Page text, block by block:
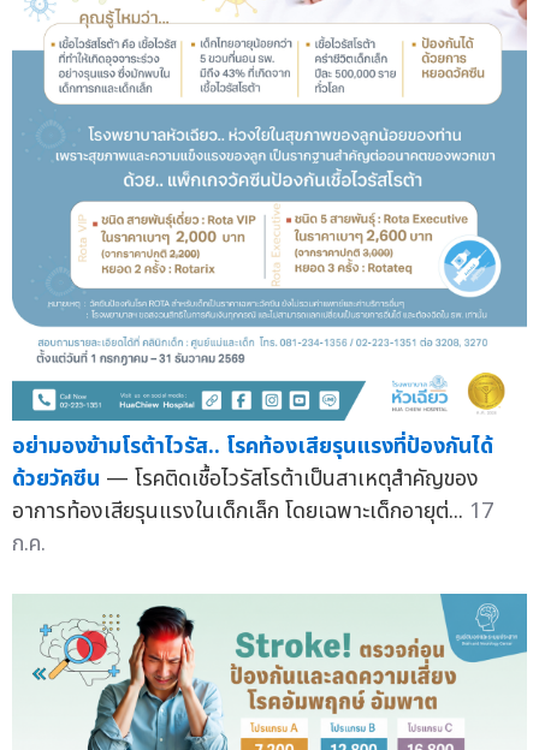
อย่ามองข้ามโรต้าไวรัส.. โรคท้องเสียรุนแรงที่ป้องกันได้
ด้วยวัคซีน — โรคติดเชื้อไวรัสโรต้าเป็นสาเหตุสำคัญของ
อาการท้องเสียรุนแรงในเด็กเล็ก โดยเฉพาะเด็กอายุต่... 17
ก.ค.